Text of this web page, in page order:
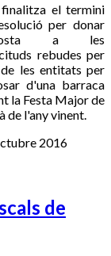
finalitza el termini
per donar
a les
rebudes per
les entitats per
d'una barraca
la Festa Major de
de l'any vinent.
2016
de